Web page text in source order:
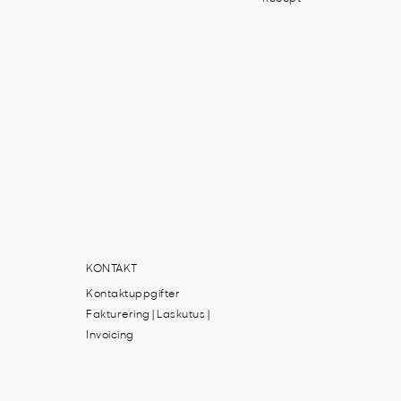
KONTAKT
Kontaktuppgifter
Fakturering | Laskutus |
Invoicing